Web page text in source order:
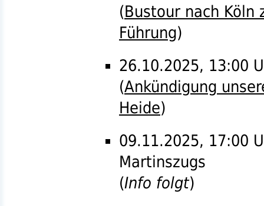
(Bustour nach Köln
Führung)
26.10.2025, 13:00
(Ankündigung
Heide)
09.11.2025, 17:00
Martinszugs
(Info folgt)